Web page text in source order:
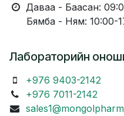
Даваа - Баасан:
Бямба - Ням: 10:00-
Лабораторийн
+976 9403-2142
+976 7011-2142